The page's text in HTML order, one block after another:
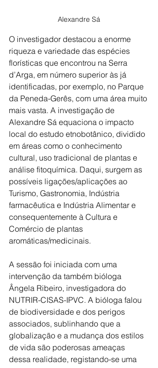
Alexandre Sá
O investigador destacou a enorme
riqueza e variedade das espécies
florísticas que encontrou na Serra
d’Arga, em número superior às já
identificadas, por exemplo, no Parque
da Peneda-Gerês, com uma área muito
mais vasta. A investigação de
Alexandre Sá equaciona o impacto
local do estudo etnobotânico, dividido
em áreas como o conhecimento
cultural, uso tradicional de plantas e
análise fitoquímica. Daqui, surgem as
possíveis ligações/aplicações ao
Turismo, Gastronomia, Indústria
farmacêutica e Indústria Alimentar e
consequentemente à Cultura e
Comércio de plantas
aromáticas/medicinais.
A sessão foi iniciada com uma
intervenção da também bióloga
Ângela Ribeiro, investigadora do
NUTRIR-CISAS-IPVC. A bióloga falou
de biodiversidade e dos perigos
associados, sublinhando que a
globalização e a mudança dos estilos
de vida são poderosas ameaças
dessa realidade, registando-se uma